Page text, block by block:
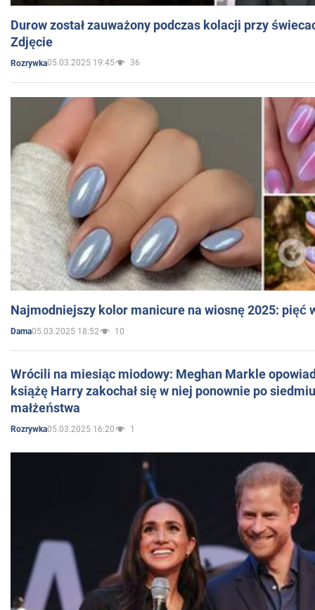
Durow został zauważony podczas kolacji przy
Zdjęcie
Rozrywka05.03.2025 19:45 36
Najmodniejszy kolor manicure na wiosnę 2025: pięć
Dama05.03.2025 18:52 10
Wrócili na miesiąc miodowy: Meghan Markle
książę Harry zakochał się w niej ponownie po
małżeństwa
Rozrywka05.03.2025 16:20 1